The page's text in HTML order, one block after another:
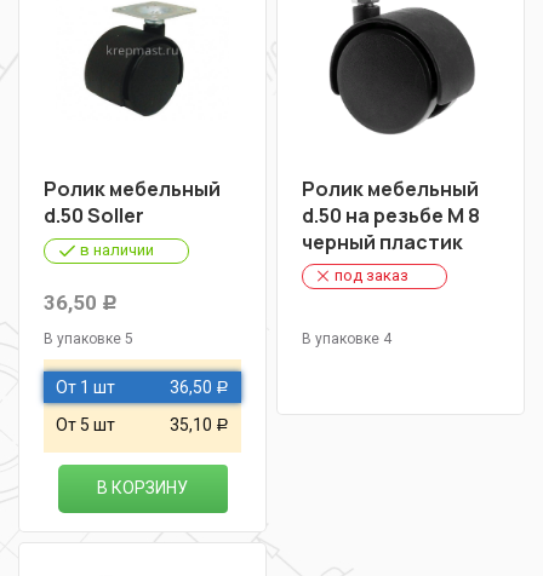
Ролик мебельный
d.50 Soller
в наличии
36,50 Р
В упаковке 5
От 1 шт 36,50 Р
От 5 шт 35,10 Р
В КОРЗИНУ
Ролик мебельный
d.50 на резьбе М 8
черный пластик
под заказ
В упаковке 4